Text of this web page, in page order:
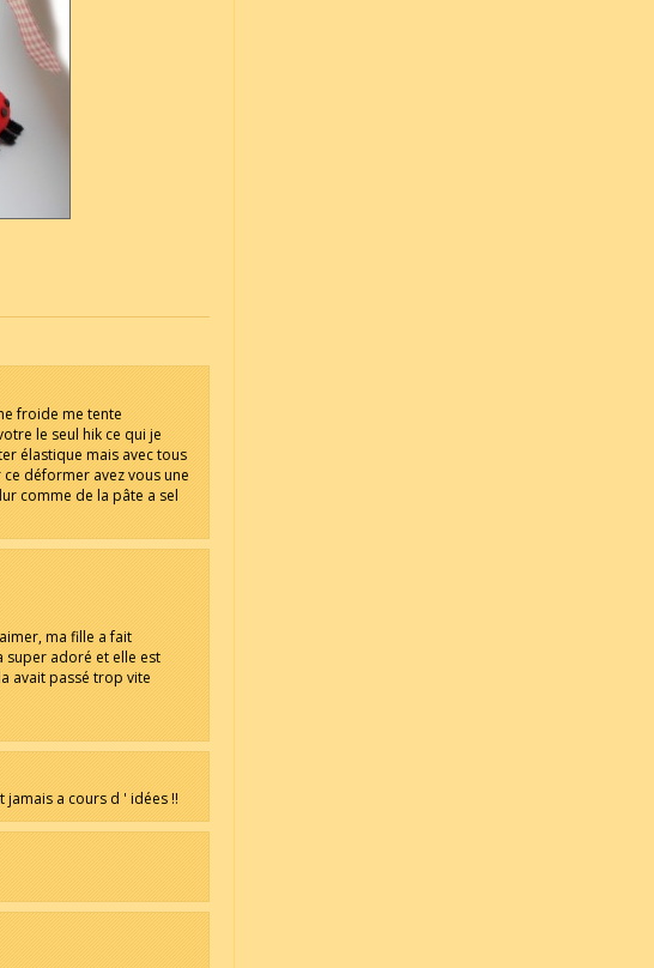
froide me tente
le seul hik ce qui je
élastique mais avec tous
déformer avez vous une
comme de la pâte a sel
ma fille a fait
super adoré et elle est
avait passé trop vite
a cours d ' idées !!